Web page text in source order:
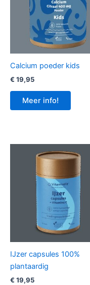
Calcium poeder kids
€ 19,95
Meer info!
IJzer capsules 100%
plantaardig
€ 19,95